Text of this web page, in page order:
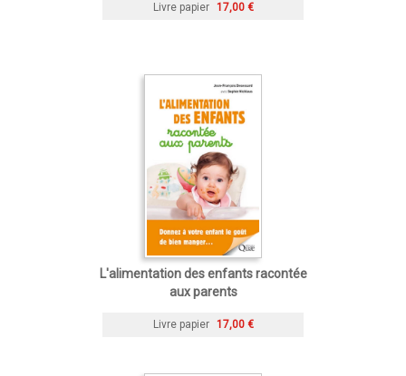
Livre papier 17,00 €
L'alimentation des enfants racontée
aux parents
Livre papier 17,00 €